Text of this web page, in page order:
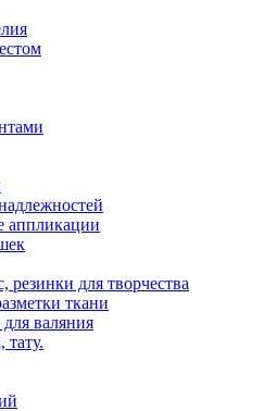
аппликации
резинки для творчества
ткани
валяния
тату.